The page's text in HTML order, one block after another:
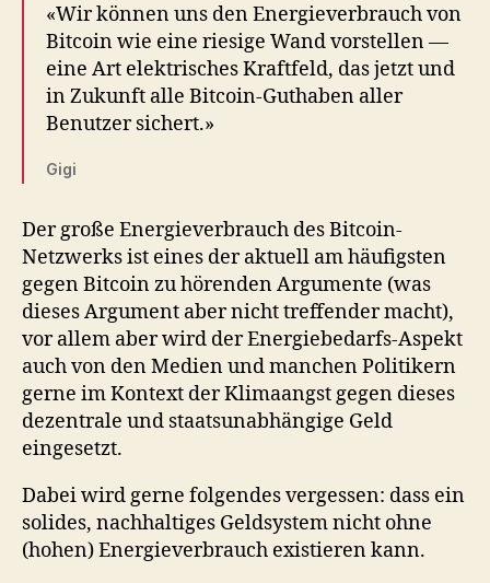
«Wir können uns den Energieverbrauch von
Bitcoin wie eine riesige Wand vorstellen —
eine Art elektrisches Kraftfeld, das jetzt und
in Zukunft alle Bitcoin-Guthaben aller
Benutzer sichert.»
Gigi
Der große Energieverbrauch des Bitcoin-
Netzwerks ist eines der aktuell am häufigsten
gegen Bitcoin zu hörenden Argumente (was
dieses Argument aber nicht treffender macht),
vor allem aber wird der Energiebedarfs-Aspekt
auch von den Medien und manchen Politikern
gerne im Kontext der Klimaangst gegen dieses
dezentrale und staatsunabhängige Geld
eingesetzt.
Dabei wird gerne folgendes vergessen: dass ein
solides, nachhaltiges Geldsystem nicht ohne
(hohen) Energieverbrauch existieren kann.